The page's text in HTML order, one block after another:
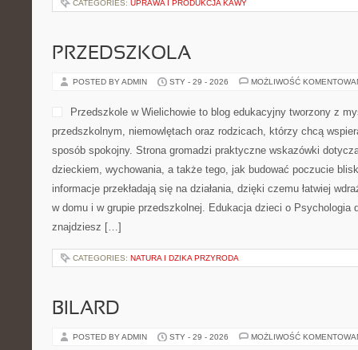
CATEGORIES: UPRAWA I PRODUKCJA KAWY
PRZEDSZKOLA
POSTED BY ADMIN STY - 29 - 2026 MOŻLIWOŚĆ
Przedszkole w Wielichowie to blog edukacyjny tworzony z
przedszkolnym, niemowlętach oraz rodzicach, którzy chcą
sposób spokojny. Strona gromadzi praktyczne wskazówki
dzieckiem, wychowania, a także tego, jak budować poczucie
informacje przekładają się na działania, dzięki czemu łatwiej
w domu i w grupie przedszkolnej. Edukacja dzieci o Psychologia
znajdziesz […]
CATEGORIES: NATURA I DZIKA PRZYRODA
BILARD
POSTED BY ADMIN STY - 29 - 2026 MOŻLIWOŚĆ